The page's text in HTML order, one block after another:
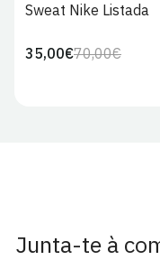
Sweat Nike Listada
Preço
70,00€Preço
35,00€
Junta-te à